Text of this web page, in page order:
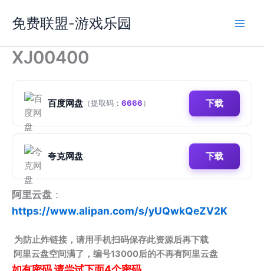
容
免费联盟-游戏乐园
XJ00400
百度网盘 （提取码： 6666） 下载
夸克网盘 下载
阿里云盘 ：
https://www.alipan.com/s/yUQwkQeZV2K
为防止炸链接，请用手机扫码保存此资源后再下载
阿里云盘空间满了，编号13000后的不再有阿里云盘